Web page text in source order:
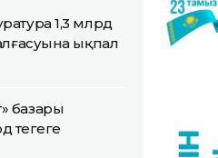
1,3 млрд
ықпал
базары